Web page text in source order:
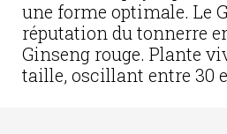
une forme optimale. Le
réputation du tonnerre
Ginseng rouge. Plante
taille, oscillant entre 30